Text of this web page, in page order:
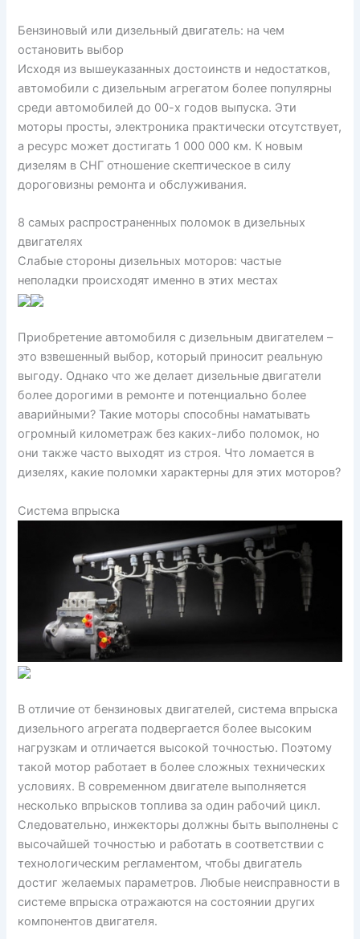
Бензиновый или дизельный двигатель: на чем
остановить выбор
Исходя из вышеуказанных достоинств и недостатков,
автомобили с дизельным агрегатом более популярны
среди автомобилей до 00-х годов выпуска. Эти
моторы просты, электроника практически отсутствует,
а ресурс может достигать 1 000 000 км. К новым
дизелям в СНГ отношение скептическое в силу
дороговизны ремонта и обслуживания.
8 самых распространенных поломок в дизельных
двигателях
Слабые стороны дизельных моторов: частые
неполадки происходят именно в этих местах
Приобретение автомобиля с дизельным двигателем –
это взвешенный выбор, который приносит реальную
выгоду. Однако что же делает дизельные двигатели
более дорогими в ремонте и потенциально более
аварийными? Такие моторы способны наматывать
огромный километраж без каких-либо поломок, но
они также часто выходят из строя. Что ломается в
дизелях, какие поломки характерны для этих моторов?
Система впрыска
В отличие от бензиновых двигателей, система впрыска
дизельного агрегата подвергается более высоким
нагрузкам и отличается высокой точностью. Поэтому
такой мотор работает в более сложных технических
условиях. В современном двигателе выполняется
несколько впрысков топлива за один рабочий цикл.
Следовательно, инжекторы должны быть выполнены с
высочайшей точностью и работать в соответствии с
технологическим регламентом, чтобы двигатель
достиг желаемых параметров. Любые неисправности в
системе впрыска отражаются на состоянии других
компонентов двигателя.